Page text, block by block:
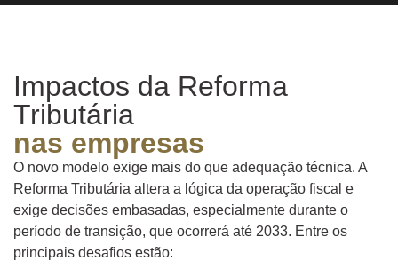
Impactos da Reforma
Tributária
nas empresas
O novo modelo exige mais do que adequação técnica. A
Reforma Tributária altera a lógica da operação fiscal e
exige decisões embasadas, especialmente durante o
período de transição, que ocorrerá até 2033. Entre os
principais desafios estão: